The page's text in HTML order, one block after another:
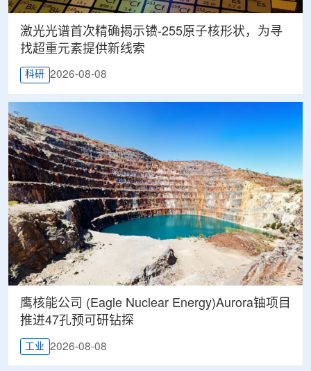
激光光谱首次精确揭示镄-255原子核形状，为寻
找超重元素提供新线索
科研 2026-08-08
鹰核能公司 (Eagle Nuclear Energy)Aurora铀项目
推进47孔预可研钻探
工业 2026-08-08